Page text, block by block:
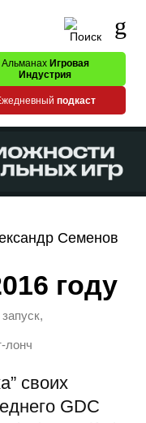
Альманах Игровая
Индустрия
подкаст
Семенов
году
запуск,
лонч
своих
GDC